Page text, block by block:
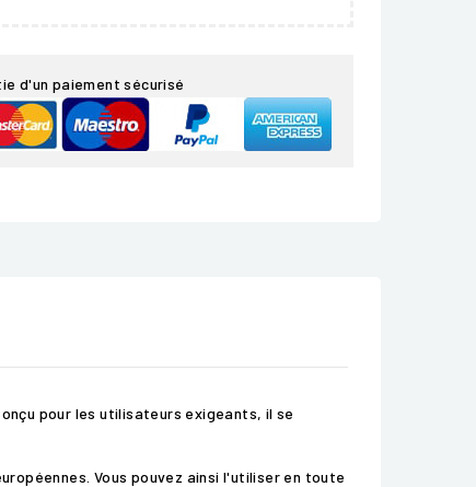
d'un paiement sécurisé
pour les utilisateurs exigeants, il se
Vous pouvez ainsi l'utiliser en toute